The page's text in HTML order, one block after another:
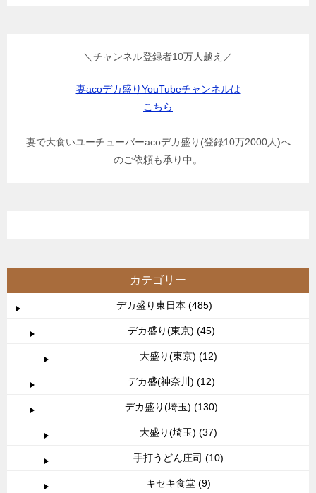
＼チャンネル登録者10万人越え／
妻acoデカ盛りYouTubeチャンネルは
こちら
妻で大食いユーチューバーacoデカ盛り(登録10万2000人)へ
のご依頼も承り中。
カテゴリー
デカ盛り東日本 (485)
デカ盛り(東京) (45)
大盛り(東京) (12)
デカ盛(神奈川) (12)
デカ盛り(埼玉) (130)
大盛り(埼玉) (37)
手打うどん庄司 (10)
キセキ食堂 (9)